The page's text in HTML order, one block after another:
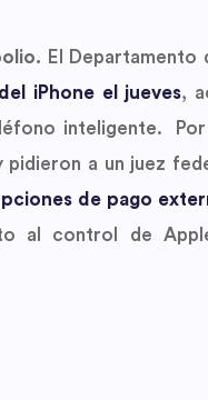
El Departamento
iPhone el jueves,
inteligente.
a un juez
de pago
al control de